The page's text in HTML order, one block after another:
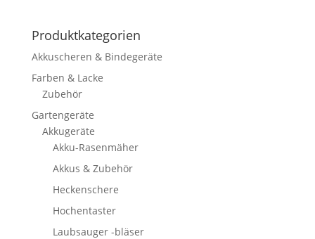
Produktkategorien
Akkuscheren & Bindegeräte
Farben & Lacke
Zubehör
Gartengeräte
Akkugeräte
Akku-Rasenmäher
Akkus & Zubehör
Heckenschere
Hochentaster
Laubsauger -bläser